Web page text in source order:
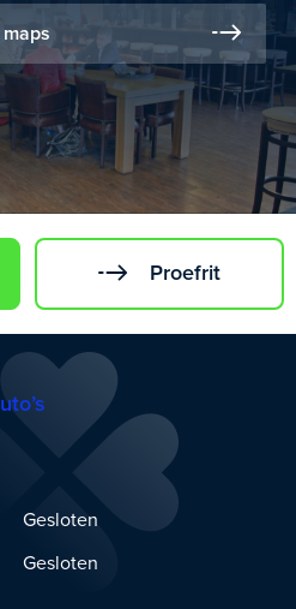
Proefrit
Gesloten
Gesloten